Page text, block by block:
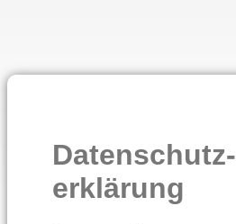
Datenschutz­
erklärung